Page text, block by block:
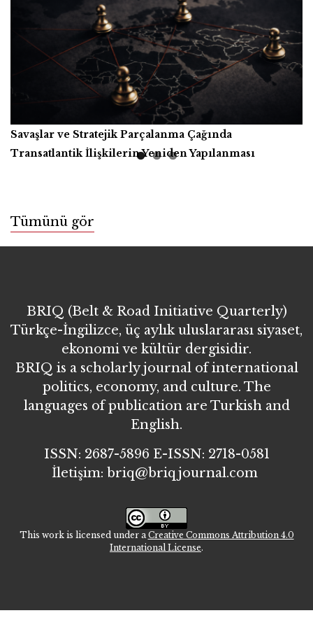
Savaşlar ve Stratejik Parçalanma Çağında
Transatlantik İlişkilerin Yeniden Yapılanması
Yapay Zekâ, Üretici Güçler ve İnsanlığın Ortak Refahı
Kitap İncelemesi
Tümünü gör
BRIQ (Belt & Road Initiative Quarterly)
Türkçe-İngilizce, üç aylık uluslararası siyaset,
ekonomi ve kültür dergisidir.
BRIQ is a scholarly journal of international
politics, economy, and culture. The
languages of publication are Turkish and
English.
ISSN: 2687-5896 E-ISSN: 2718-0581
İletişim: briq@briqjournal.com
This work is licensed under aCreative Commons Attribution 4.0
International License.